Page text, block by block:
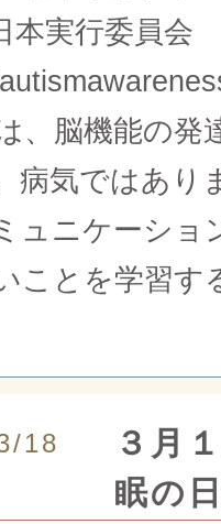
本実行委員会
、脳機能の発
病気ではあり
ュニケーショ
ことを学習す
18
３月
眠の